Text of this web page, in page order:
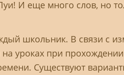
И еще много слов, но
школьник. В связи с
на уроках при
Существуют